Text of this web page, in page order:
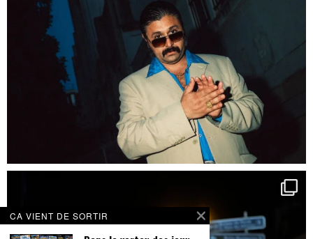
CA VIENT DE SORTIR